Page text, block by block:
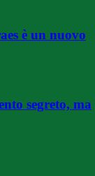
è un nuovo
segreto, ma